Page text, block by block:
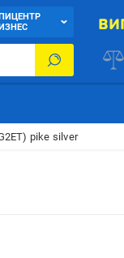
pike silver